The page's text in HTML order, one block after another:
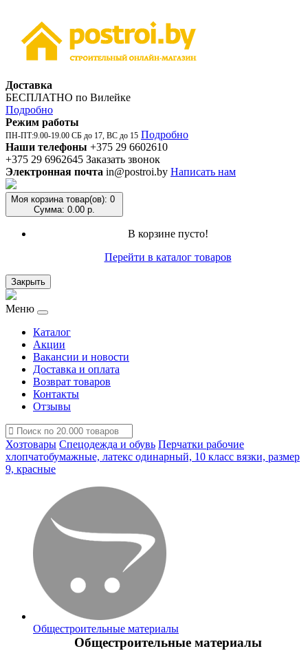
Доставка
БЕСПЛАТНО по Вилейке
Подробно
Режим работы
ПН-ПТ:9.00-19.00 СБ до 17, ВС до 15 Подробно
Наши телефоны +375 29 6602610
+375 29 6962645 Заказать звонок
Электронная почта in@postroi.by Написать нам
Моя корзина товар(ов): 0
Сумма: 0.00 р.
В корзине пусто!
Перейти в каталог товаров
Закрыть
Меню
Каталог
Акции
Вакансии и новости
Доставка и оплата
Возврат товаров
Контакты
Отзывы
Хозтовары Спецодежда и обувь Перчатки рабочие
хлопчатобумажные, латекс одинарный, 10 класс вязки, размер
9, красные
Общестроительные материалы
Общестроительные материалы